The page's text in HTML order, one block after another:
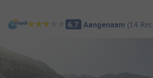
Camping overzicht
6.7 Aangenaam (14